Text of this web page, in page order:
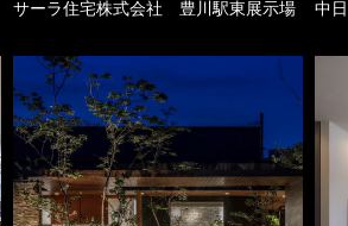
サーラ住宅株式会社 豊川駅東展示場 中